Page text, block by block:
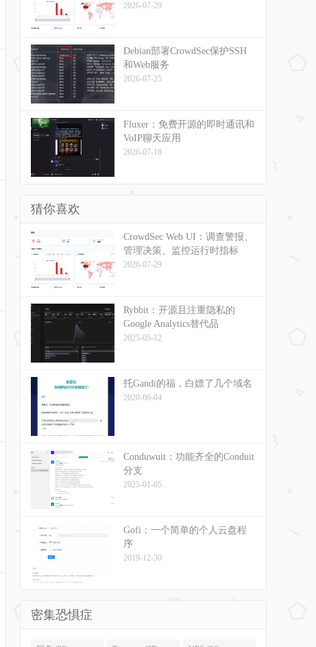
2026-07-29
Debian部署CrowdSec保护SSH
和Web服务
2026-07-25
Fluxer：免费开源的即时通讯和
VoIP聊天应用
2026-07-18
猜你喜欢
CrowdSec Web UI：调查警报、
管理决策、监控运行时指标
2026-07-29
Rybbit：开源且注重隐私的
Google Analytics替代品
2025-05-12
托Gandi的福，白嫖了几个域名
2020-06-04
Conduwuit：功能齐全的Conduit
分支
2025-01-05
Gofi：一个简单的个人云盘程
序
2019-12-30
密集恐惧症